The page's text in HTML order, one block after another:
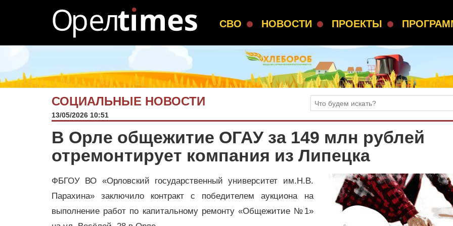
СВО НОВОСТИ ПРОЕКТЫ
СОЦИАЛЬНЫЕ НОВОСТИ
13/05/2026 10:51
В Орле общежитие ОГАУ за 149 млн рублей
отремонтирует компания из Липецка
ФБГОУ ВО «Орловский государственный университет им.Н.В.
Парахина» заключило контракт с победителем аукциона на
выполнение работ по капитальному ремонту «Общежитие №1»